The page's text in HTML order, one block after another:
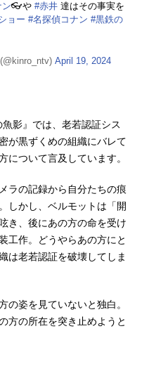
ン👓や #赤井達はその事実を
ョー #名探偵コナン #黒鉄の
April 19, 2024
影』では、老若認証シス
が黒ずくめの組織にバレて
について言及しています。
ラの記録から自分たちの痕
しかし、ベルモットは「開
き、後にあの方の命を受け
工作。どうやらあの方にと
は老若認証を破壊してしま
の姿を見ていないと独白。
方の所在を突き止めようと